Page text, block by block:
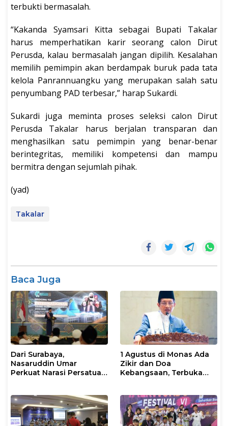
terbukti bermasalah.
“Kakanda Syamsari Kitta sebagai Bupati Takalar
harus memperhatikan karir seorang calon Dirut
Perusda, kalau bermasalah jangan dipilih. Kesalahan
memilih pemimpin akan berdampak buruk pada tata
kelola Panrannuangku yang merupakan salah satu
penyumbang PAD terbesar,” harap Sukardi.
Sukardi juga meminta proses seleksi calon Dirut
Perusda Takalar harus berjalan transparan dan
menghasilkan satu pemimpin yang benar-benar
berintegritas, memiliki kompetensi dan mampu
bermitra dengan sejumlah pihak.
(yad)
Takalar
Baca Juga
Dari Surabaya,
Nasaruddin Umar
Perkuat Narasi Persatuan
1 Agustus di Monas Ada
Zikir dan Doa
Kebangsaan, Terbuka